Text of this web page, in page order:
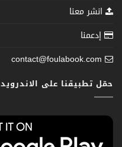
انشر معنا
إدعمنا
contact@foulabook.com
حمّل تطبيقنا على الاندرويد